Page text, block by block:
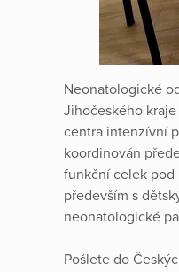
Neonatologické
Jihočeského
centra intenzívní
koordinován
funkční celek pod
především s
neonatologické
Pošlete do